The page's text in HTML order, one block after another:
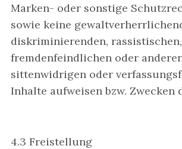
Marken- oder sonstige
sowie keine
diskriminierenden, rassistischen,
fremdenfeindlichen oder
sittenwidrigen oder
Inhalte aufweisen bzw. Zwecken
4.3 Freistellung